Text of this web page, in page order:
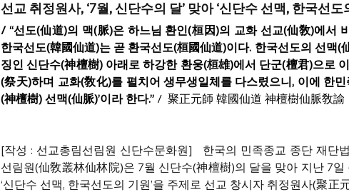
선교 취정원사, ‘7월, 신단수의 달’ 맞아 ‘신단수 선맥, 한국선
/ “선도(仙道)의 맥(脈)은 하느님 환인(桓因)의 교화 선교(仙敎)에서
한국선도(韓國仙道)는 곧 환국선도(桓國仙道)이다. 한국선도의 선맥(
징인 신단수(神檀樹) 아래로 하강한 환웅(桓雄)에서 단군(檀君)으로
(祭天)하며 교화(敎化)를 펼치어 생무생일체를 다스렸으니, 이에 한
(神檀樹) 선맥(仙脈)’이라 한다.” /  聚正元師 韓國仙道 神檀樹仙脈敎諭
[작성 : 선교총림선림원 신단수문화원]   한국의 민족종교 종단 재
선림원(仙敎叢林仙林院)은 7월 신단수(神檀樹)의 달을 맞아 지난 7
‘​신단수 선맥, 한국선도의 기원’을 주제로 선교 창시자 취정원사(聚正